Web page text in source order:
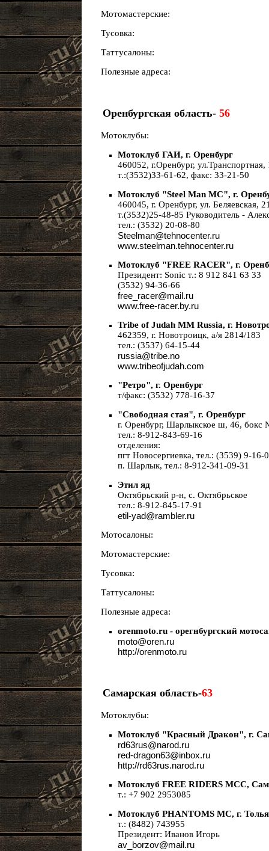
Мотомастерские:
Тусовка:
Таттусалоны:
Полезные адреса:
Оренбургская область- 56
Мотоклубы:
Мотоклуб ГАИ, г. Оренбург
460052, г.Оренбург, ул.Транспортная,
т.:(3532)33-61-62, факс: 33-21-50
Мотоклуб "Steel Man MC", г.
460045, г. Оренбург, ул. Беляевская,
т.(3532)25-48-85 Руководитель -
тел.: (3532) 20-08-80
Steelman@tehnocenter.ru
www.steelman.tehnocenter.ru
Мотоклуб "FREE RACER", г.
Президент: Sonic т.: 8 912 841 63 33
(3532) 94-36-66
free_racer@mail.ru
www.free-racer.by.ru
Tribe of Judah MM Russia, г.
462359, г. Новотроицк, а/я 2814/183
тел.: (3537) 64-15-44
russia@tribe.no
www.tribeofjudah.com
"Ретро", г. Оренбург
т/факс: (3532) 778-16-37
"Свободная стая", г. Оренбург
г. Оренбург, Шарлыкское ш, 46, бокс
тел.: 8-912-843-69-16
отделения:
пгт Новосергиевка, тел.: (3539) 9-16-
п. Шарлык, тел.: 8-912-341-09-31
Этил яд
Октябрьский р-н, с. Октябрьское
тел.: 8-912-845-17-91
etil-yad@rambler.ru
Мотосалоны:
Мотомастерские:
Тусовка:
Таттусалоны:
Полезные адреса:
orenmoto.ru - орегнбургский
moto@oren.ru
http://orenmoto.ru
Самарская область-63
Мотоклубы:
Мотоклуб "Красный Дракон", г.
rd63rus@narod.ru
red-dragon63@inbox.ru
http://rd63rus.narod.ru
Мотоклуб FREE RIDERS MCC,
т.: +7 902 2953085
Мотоклуб PHANTOMS MC, г.
т.: (8482) 743955
Президент: Иванов Игорь
av_borzov@mail.ru